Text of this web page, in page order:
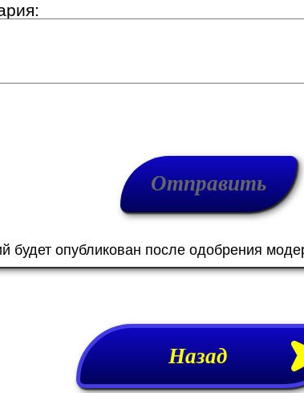
будет опубликован после одобрения
Назад